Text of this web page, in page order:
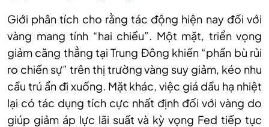
Giới phân tích cho rằng tác động hiện nay đối với
vàng mang tính “hai chiều”. Một mặt, triển vọng
giảm căng thẳng tại Trung Đông khiến “phần bù rủi
ro chiến sự” trên thị trường vàng suy giảm, kéo nhu
cầu trú ẩn đi xuống. Mặt khác, việc giá dầu hạ nhiệt
lại có tác dụng tích cực nhất định đối với vàng do
giúp giảm áp lực lãi suất và kỳ vọng Fed tiếp tục